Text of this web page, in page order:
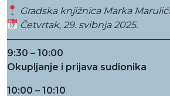
Gradska knjižnica Marka
Četvrtak, 29. svibnja 2025.
9:30 – 10:00
Okupljanje i prijava sudionika
10:00 – 10:10